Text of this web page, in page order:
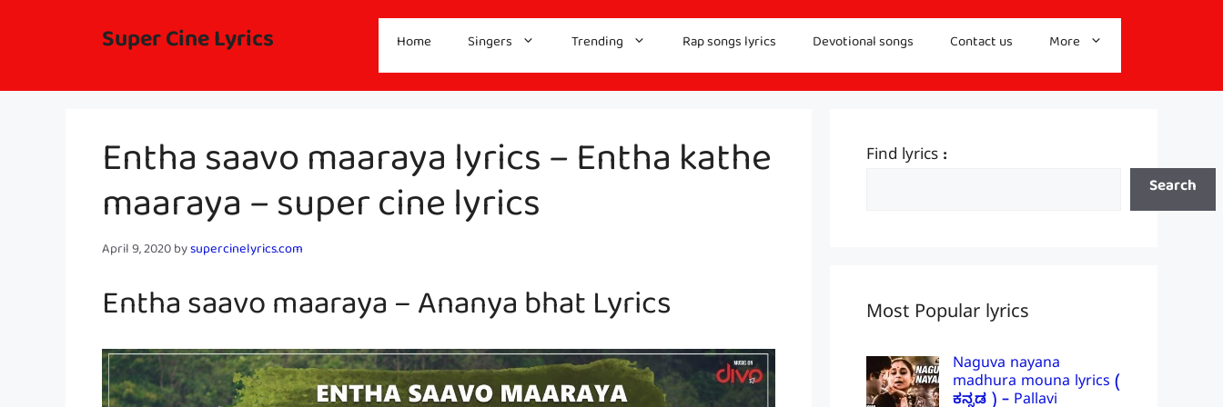
Super Cine Lyrics Home Singers Trending Rap songs lyrics Devotional songs Contact us More
Entha saavo maaraya lyrics – Entha kathe
maaraya – super cine lyrics
April 9, 2020bysupercinelyrics.com
Entha saavo maaraya – Ananya bhat Lyrics
Find lyrics :
Search
Most Popular lyrics
Naguva nayana
madhura mouna lyrics (
ಕನ್ನಡ ) – Pallavi